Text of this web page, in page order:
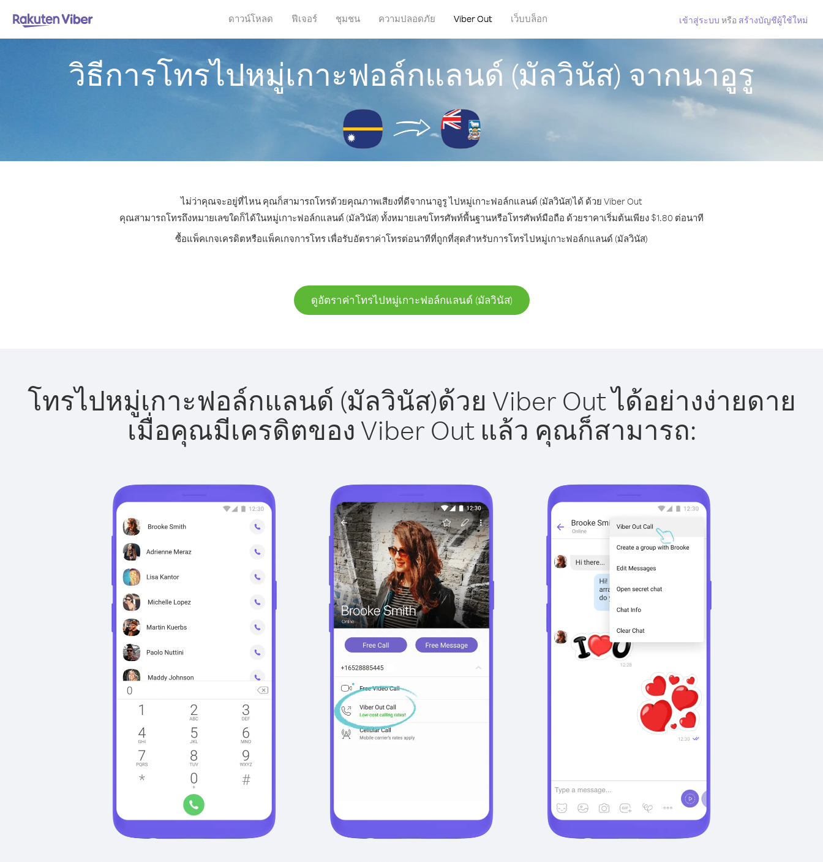
ดาวน์โหลด ฟีเจอร์ ชุมชน ความปลอดภัย Viber Out เว็บบล็อก เข้าสู่ระบบ หรือ สร้างบัญชีผู้ใช้ใหม่
วิธีการโทรไปหมู่เกาะฟอล์กแลนด์ (มัลวินัส) จากนาอูรู
ไม่ว่าคุณจะอยู่ที่ไหน คุณก็สามารถโทรด้วยคุณภาพเสียงที่ดีจากนาอูรู ไปหมู่เกาะฟอล์กแลนด์ (มัลวินัส)ได้ ด้วย Viber Out
คุณสามารถโทรถึงหมายเลขใดก็ได้ในหมู่เกาะฟอล์กแลนด์ (มัลวินัส) ทั้งหมายเลขโทรศัพท์พื้นฐานหรือโทรศัพท์มือถือ ด้วยราคาเริ่มต้นเพียง $1.80 ต่อนาที
ซื้อแพ็คเกจเครดิตหรือแพ็คเกจการโทร เพื่อรับอัตราค่าโทรต่อนาทีที่ถูกที่สุดสำหรับการโทรไปหมู่เกาะฟอล์กแลนด์ (มัลวินัส)
ดูอัตราค่าโทรไปหมู่เกาะฟอล์กแลนด์ (มัลวินัส)
โทรไปหมู่เกาะฟอล์กแลนด์ (มัลวินัส)ด้วย Viber Out ได้อย่างง่ายดาย
เมื่อคุณมีเครดิตของ Viber Out แล้ว คุณก็สามารถ: